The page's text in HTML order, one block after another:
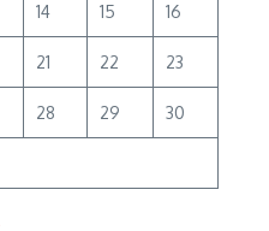
14 15 16
21 22 23
28 29 30